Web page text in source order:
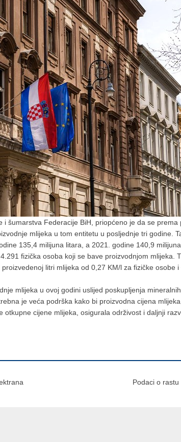
šumarstva Federacije BiH, priopćeno je da se prema
mlijeka u tom entitetu u posljednje tri godine.
135,4 milijuna litara, a 2021. godine 140,9 milijuna
fizička osoba koji se bave proizvodnjom mlijeka.
litri mlijeka od 0,27 KM/l za fizičke osobe i
mlijeka u ovoj godini uslijed poskupljenja
je veća podrška kako bi proizvodna cijena
cijene mlijeka, osigurala održivost i daljnji
Podaci o